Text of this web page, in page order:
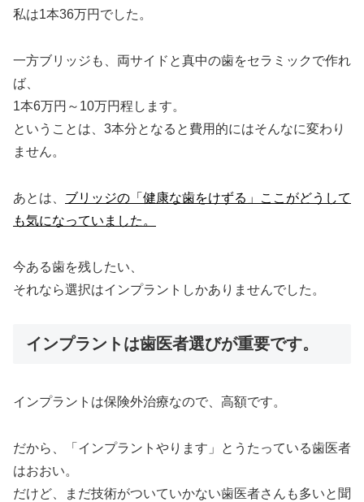
私は1本36万円でした。
一方ブリッジも、両サイドと真中の歯をセラミックで作れ
ば、
1本6万円～10万円程します。
ということは、3本分となると費用的にはそんなに変わり
ません。
あとは、 ブリッジの「健康な歯をけずる」ここがどうして
も気になっていました。
今ある歯を残したい、
それなら選択はインプラントしかありませんでした。
インプラントは歯医者選びが重要です。
インプラントは保険外治療なので、高額です。
だから、「インプラントやります」とうたっている歯医者
はおおい。
だけど、まだ技術がついていかない歯医者さんも多いと聞